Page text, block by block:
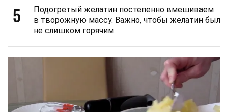
5
Подогретый желатин постепенно вмешиваем
в творожную массу. Важно, чтобы желатин был
не слишком горячим.